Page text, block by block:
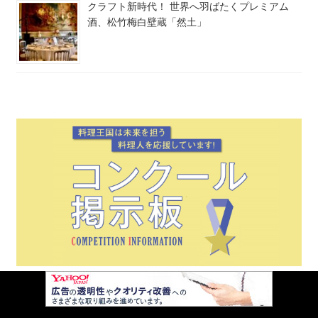
クラフト新時代！ 世界へ羽ばたくプレミアム
酒、松竹梅白壁蔵「然土」